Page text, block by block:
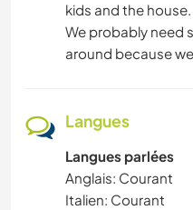
kids and the house.
We probably need
around because
Langues
Langues parlées
Anglais: Courant
Italien: Courant